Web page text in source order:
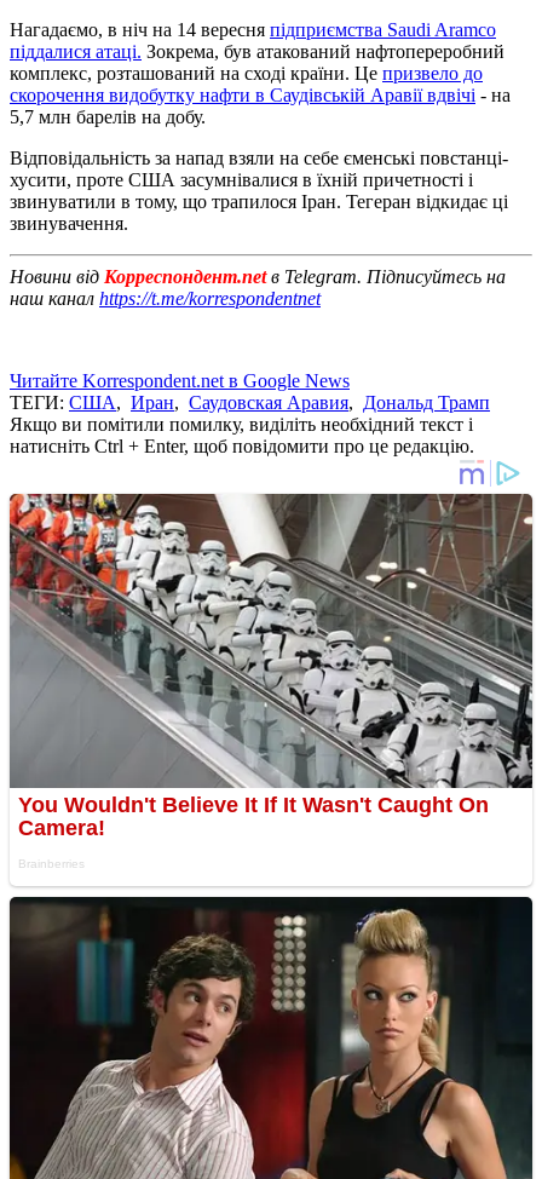
Нагадаємо, в ніч на 14 вересня підприємства Saudi Aramco
піддалися атаці. Зокрема, був атакований нафтопереробний
комплекс, розташований на сході країни. Це призвело до
скорочення видобутку нафти в Саудівській Аравії вдвічі - на
5,7 млн ​​барелів на добу.
Відповідальність за напад взяли на себе єменські повстанці-
хусити, проте США засумнівалися в їхній причетності і
звинуватили в тому, що трапилося Іран. Тегеран відкидає ці
звинувачення.
Новини від Корреспондент.netв Telegram. Підписуйтесь на
наш канал https://t.me/korrespondentnet
Читайте Korrespondent.net в Google News
ТЕГИ: США, Иран, Саудовская Аравия, Дональд Трамп
Якщо ви помітили помилку, виділіть необхідний текст і
натисніть Ctrl + Enter, щоб повідомити про це редакцію.